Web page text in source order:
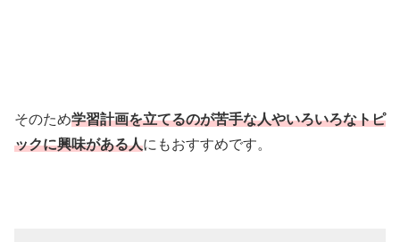
そのため学習計画を立てるのが苦手な人やいろいろなトピ
ックに興味がある人にもおすすめです。